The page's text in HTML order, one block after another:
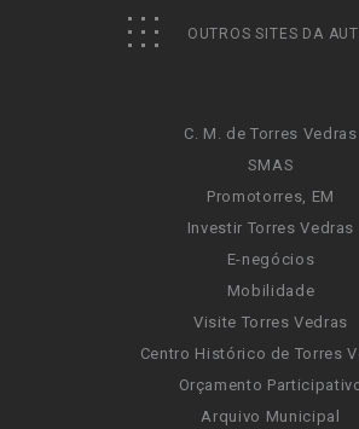
OUTROS SITES DA
C. M. de Torres Vedras
SMAS
Promotorres, EM
Investir Torres Vedras
E-negócios
Mobilidade
Visite Torres Vedras
Centro Histórico de Torres
Orçamento
Arquivo Municipal